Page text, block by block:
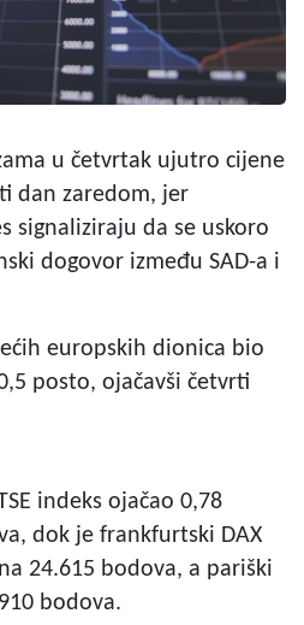
u četvrtak ujutro cijene
dan zaredom, jer
signaliziraju da se uskoro
dogovor između SAD-a i
europskih dionica bio
posto, ojačavši četvrti
indeks ojačao 0,78
dok je frankfurtski DAX
24.615 bodova, a pariški
bodova.